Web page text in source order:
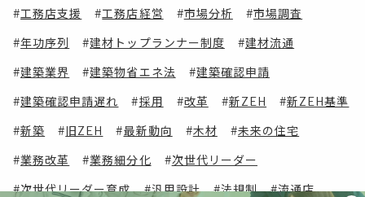
工務店支援 工務店経営 市場分析 市場調査
年功序列 建材トップランナー制度 建材流通
建築業界 建築物省エネ法 建築確認申請
建築確認申請遅れ 採用 改革 新ZEH 新ZEH基準
新築 旧ZEH 最新動向 木材 未来の住宅
業務改革 業務細分化 次世代リーダー
次世代リーダー育成 汎用設計 法規制 流通店